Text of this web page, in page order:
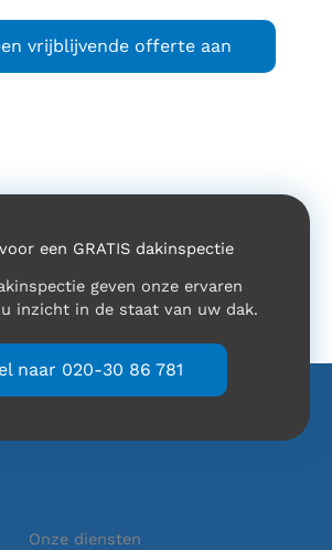
vrijblijvende offerte aan
een GRATIS dakinspectie
geven onze ervaren
inzicht in de staat van uw dak.
naar 020-30 86 781
Onze diensten